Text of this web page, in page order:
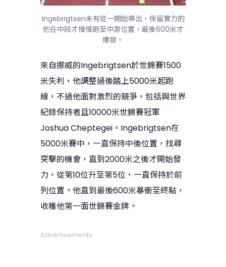
Ingebrigtsen未有從一開始帶出，保留實力的
他在中段才慢慢跑至中游位置，最後600米才
爆發。
來自挪威的Ingebrigtsen於世錦賽1500
米失利，他調整過後踏上5000米起跑
線，不過他面對激烈的競爭，包括與世界
紀錄保持者且10000米世錦賽冠軍
Joshua Cheptegei。Ingebrigtsen在
5000米賽中，一直保持中後位置，找尋
突擊的機會，直到2000米之後才開始發
力，從第10位升至第5位，一直保持於前
列位置。他直到最後600米暴衝至終點，
收穫他第一面世錦賽金牌。
Advertisements